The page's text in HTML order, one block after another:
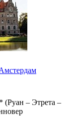
– Этрета –